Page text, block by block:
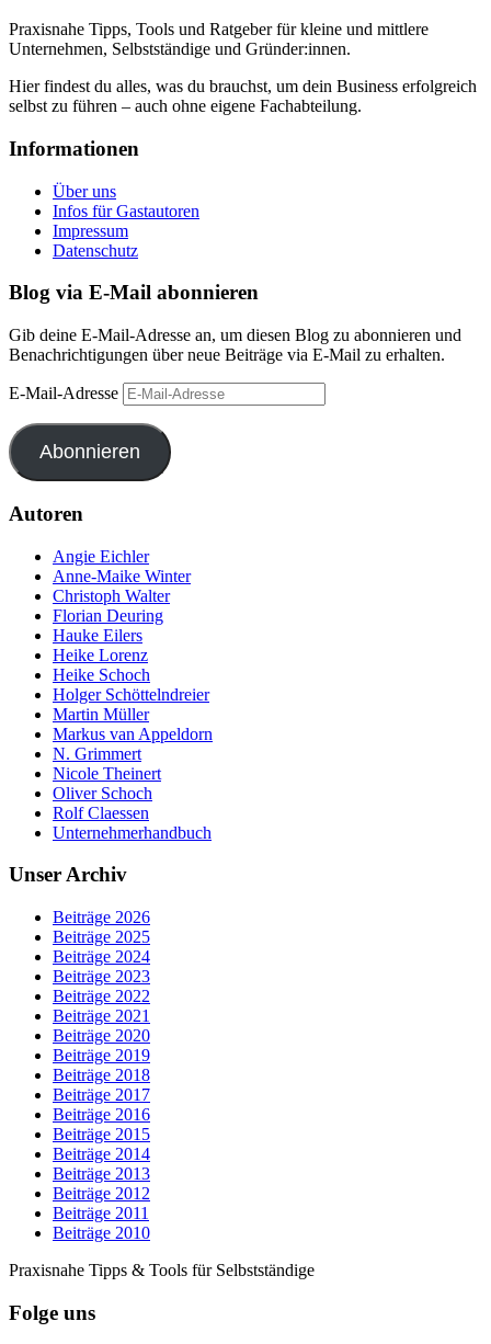
Praxisnahe Tipps, Tools und Ratgeber für kleine und mittlere
Unternehmen, Selbstständige und Gründer:innen.
Hier findest du alles, was du brauchst, um dein Business erfolgreich
selbst zu führen – auch ohne eigene Fachabteilung.
Informationen
Über uns
Infos für Gastautoren
Impressum
Datenschutz
Blog via E-Mail abonnieren
Gib deine E-Mail-Adresse an, um diesen Blog zu abonnieren und
Benachrichtigungen über neue Beiträge via E-Mail zu erhalten.
E-Mail-Adresse
Abonnieren
Autoren
Angie Eichler
Anne-Maike Winter
Christoph Walter
Florian Deuring
Hauke Eilers
Heike Lorenz
Heike Schoch
Holger Schöttelndreier
Martin Müller
Markus van Appeldorn
N. Grimmert
Nicole Theinert
Oliver Schoch
Rolf Claessen
Unternehmerhandbuch
Unser Archiv
Beiträge 2026
Beiträge 2025
Beiträge 2024
Beiträge 2023
Beiträge 2022
Beiträge 2021
Beiträge 2020
Beiträge 2019
Beiträge 2018
Beiträge 2017
Beiträge 2016
Beiträge 2015
Beiträge 2014
Beiträge 2013
Beiträge 2012
Beiträge 2011
Beiträge 2010
Praxisnahe Tipps & Tools für Selbstständige
Folge uns